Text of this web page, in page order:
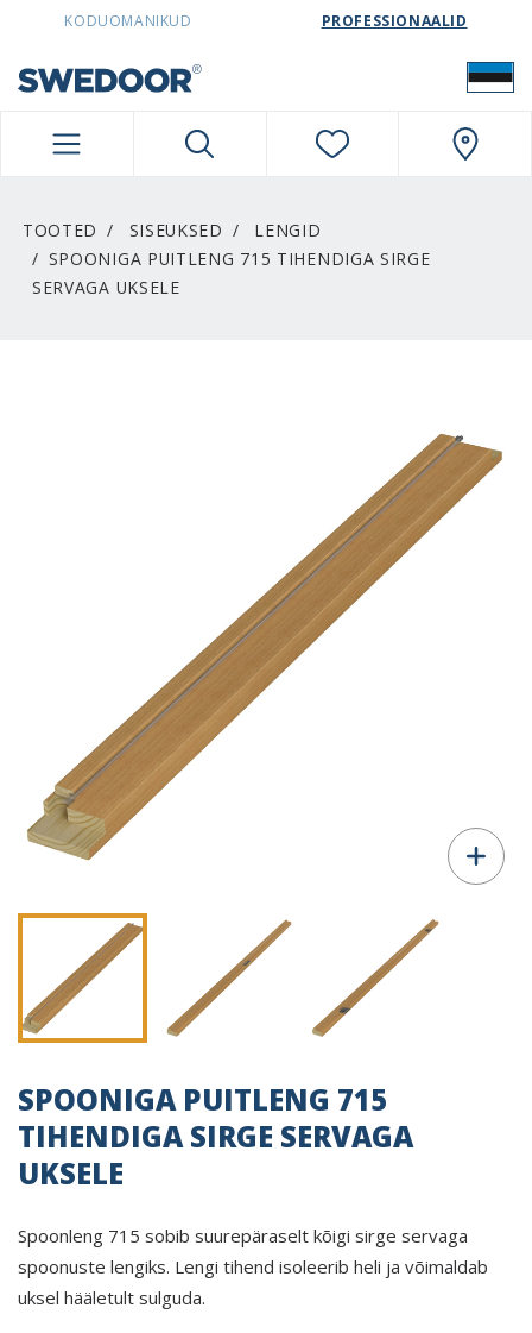
SWEDOORESTONIA NAVIGATION
KODUOMANIKUD PROFESSIONAALID
TOOTED SISEUKSED
LENGID
SPOONIGA PUITLENG 715 TIHENDIGA SIRGE
SERVAGA UKSELE
SPOONIGA PUITLENG 715
TIHENDIGA SIRGE SERVAGA
UKSELE
Spoonleng 715 sobib suurepäraselt kõigi sirge servaga
spoonuste lengiks. Lengi tihend isoleerib heli ja võimaldab
uksel hääletult sulguda.